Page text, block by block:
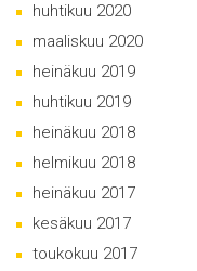
huhtikuu 2020
maaliskuu 2020
heinäkuu 2019
huhtikuu 2019
heinäkuu 2018
helmikuu 2018
heinäkuu 2017
kesäkuu 2017
toukokuu 2017